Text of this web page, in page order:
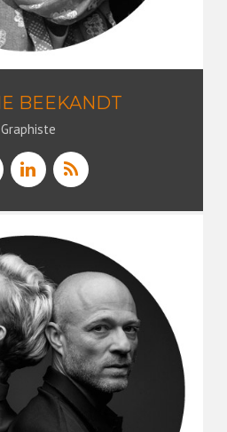
BEEKANDT
Graphiste